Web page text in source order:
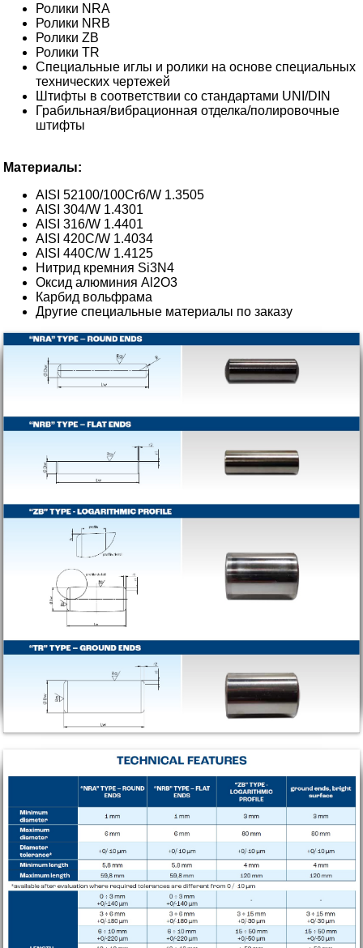
Ролики NRA
Ролики NRB
Ролики ZB
Ролики TR
Специальные иглы и ролики на основе специальных
технических чертежей
Штифты в соответствии со стандартами UNI/DIN
Грабильная/вибрационная отделка/полировочные
штифты
Материалы:
AISI 52100/100Cr6/W 1.3505
AISI 304/W 1.4301
AISI 316/W 1.4401
AISI 420C/W 1.4034
AISI 440C/W 1.4125
Нитрид кремния Si3N4
Оксид алюминия Al2O3
Карбид вольфрама
Другие специальные материалы по заказу